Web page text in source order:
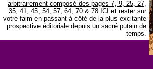
arbitrairement composé des pages 7, 9, 25, 27,
35, 41, 45, 54, 57, 64, 70 & 78 ICI et rester sur
votre faim en passant à côté de la plus excitante
prospective éditoriale depuis un sacré putain de
temps.